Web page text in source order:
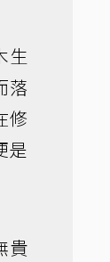
生
落
修
是
貴